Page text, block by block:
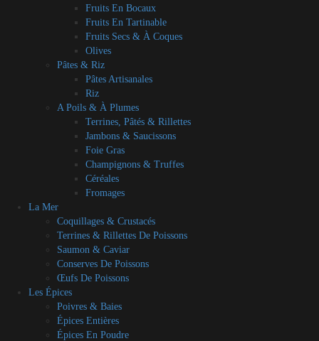
Fruits En Bocaux
Fruits En Tartinable
Fruits Secs & À Coques
Olives
Pâtes & Riz
Pâtes Artisanales
Riz
A Poils & À Plumes
Terrines, Pâtés & Rillettes
Jambons & Saucissons
Foie Gras
Champignons & Truffes
Céréales
Fromages
La Mer
Coquillages & Crustacés
Terrines & Rillettes De Poissons
Saumon & Caviar
Conserves De Poissons
Œufs De Poissons
Les Épices
Poivres & Baies
Épices Entières
Épices En Poudre